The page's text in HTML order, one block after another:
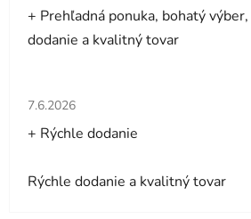
+ Prehľadná ponuka, bohatý
dodanie a kvalitný tovar
Hodnotenie obchodu je 5 z 5
7.6.2026
+ Rýchle dodanie
Rýchle dodanie a kvalitný tovar